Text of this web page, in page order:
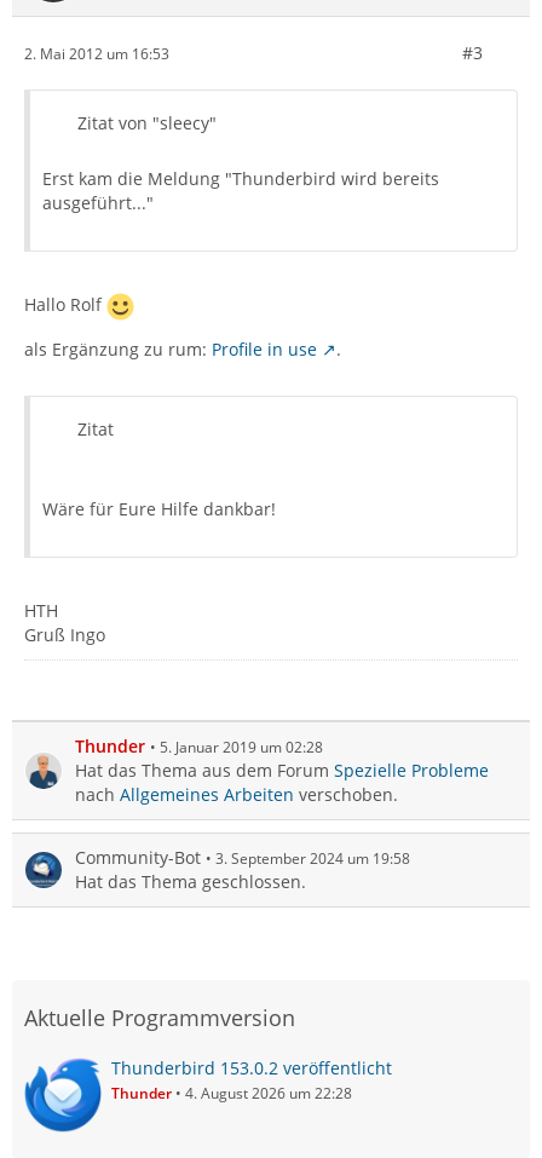
2. Mai 2012 um 16:53 #3
Zitat von "sleecy"
Erst kam die Meldung "Thunderbird wird bereits
ausgeführt..."
Hallo Rolf
als Ergänzung zu rum: Profile in use .
Zitat
Wäre für Eure Hilfe dankbar!
HTH
Gruß Ingo
Thunder 5. Januar 2019 um 02:28
Hat das Thema aus dem Forum Spezielle Probleme
nach Allgemeines Arbeiten verschoben.
Community-Bot 3. September 2024 um 19:58
Hat das Thema geschlossen.
Aktuelle Programmversion
Thunderbird 153.0.2 veröffentlicht
Thunder 4. August 2026 um 22:28